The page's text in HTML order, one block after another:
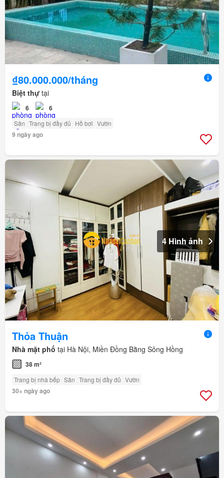
₫80.000.000/tháng
Biệt thự tại
6 6
Sân Trang bị đầy đủ Hồ bơi Vườn
9 ngày ago
4 Hình ảnh
Thỏa Thuận
Nhà mặt phố tại Hà Nội, Miền Đồng Bằng Sông Hồng
38 m²
Trang bị nhà bếp Sân Trang bị đầy đủ Vườn
30+ ngày ago